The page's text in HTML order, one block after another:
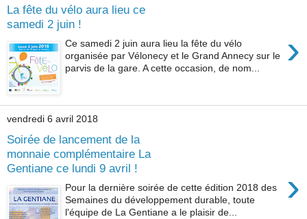
La fête du vélo aura lieu ce
samedi 2 juin !
›
Ce samedi 2 juin aura lieu la fête du vélo
organisée par Vélonecy et le Grand Annecy sur le
parvis de la gare. A cette occasion, de nom...
vendredi 6 avril 2018
Soirée de lancement de la
monnaie complémentaire La
Gentiane ce lundi 9 avril !
›
Pour la dernière soirée de cette édition 2018 des
Semaines du développement durable, toute
l'équipe de La Gentiane a le plaisir de...